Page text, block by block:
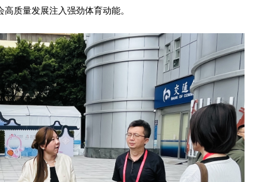
质量发展注入强劲体育动能。